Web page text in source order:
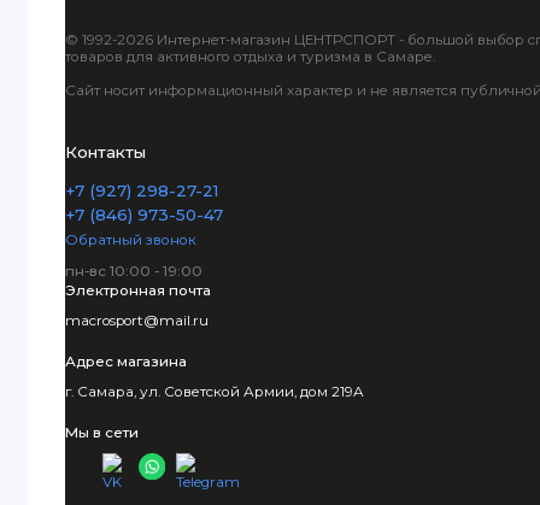
© 1992-2026 Интернет-магазин ЦЕНТРСПОРТ - большой выбор
товаров для активного отдыха и туризма в Самаре.
Сайт носит информационный характер и не является
Контакты
+7 (927) 298-27-21
+7 (846) 973-50-47
Обратный звонок
пн-вс 10:00 - 19:00
Электронная почта
macrosport@mail.ru
Адрес магазина
г. Самара, ул. Советской Армии, дом 219А
Мы в сети